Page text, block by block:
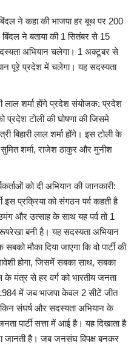
ने कहा की भाजपा हर बूथ पर 200
बिंदल ने बताया की 1 सितंबर से 15
अभियान चलेगा। 1 अक्टूबर से
पूरे प्रदेश में चलेगा। यह सदस्यता
लाल शर्मा होंगे प्रदेश संयोजक: प्रदेश
प्रदेश टोली की घोषणा की जिसमे
बिहारी लाल शर्मा होंगे। इस टोली के
शर्मा, राजेश ठाकुर और मुनीश
को दी अभियान की जानकारी:
इस प्रक्रिया को संगठन पर्व कहती है
और उत्साह के साथ यह पर्व तो 1
बनी है। यह सदस्यता अभियान
मौका दिया जाएगा कि वो पार्टी की
होगा, जिसमें सबका साथ, सबका
मंत्र से हर वर्ग को भारतीय जनता
में जब भाजपा केवल 2 सीटें जीत
संघर्ष और सदस्यता अभियान के
पार्टी सत्ता में आई है। यह दिखाता है
जानती है। जब जनसंघ विपक्ष बनकर